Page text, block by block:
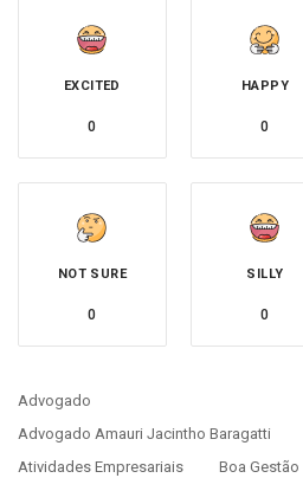
EXCITED
0
HAPPY
0
NOT SURE
0
SILLY
0
Advogado
Advogado Amauri Jacintho Baragatti
Atividades Empresariais
Boa Gestão